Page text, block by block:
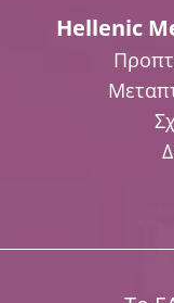
Hellenic